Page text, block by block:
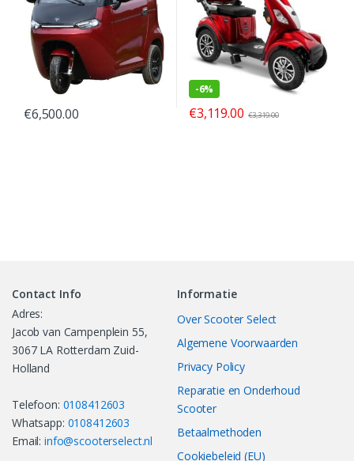
€6,500.00
-6%
€3,119.00 €3,319.00
Contact Info
Adres:
Jacob van Campenplein 55,
3067 LA Rotterdam Zuid-
Holland
Telefoon: 0108412603
Whatsapp: 0108412603
Email:info@scooterselect.nl
Informatie
Over Scooter Select
Algemene Voorwaarden
Privacy Policy
Reparatie en Onderhoud
Scooter
Betaalmethoden
Cookiebeleid (EU)